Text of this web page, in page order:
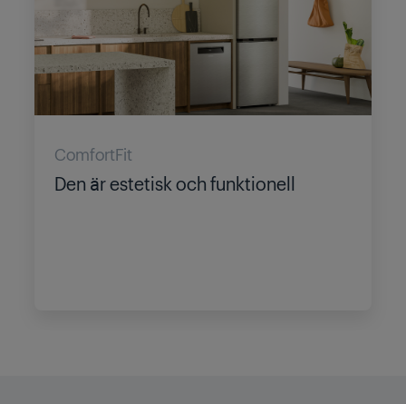
ComfortFit
Den är estetisk och funktionell